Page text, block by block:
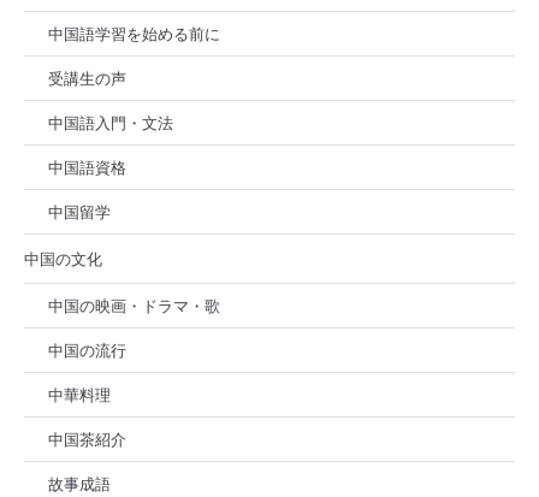
中国語学習を始める前に
受講生の声
中国語入門・文法
中国語資格
中国留学
中国の文化
中国の映画・ドラマ・歌
中国の流行
中華料理
中国茶紹介
故事成語